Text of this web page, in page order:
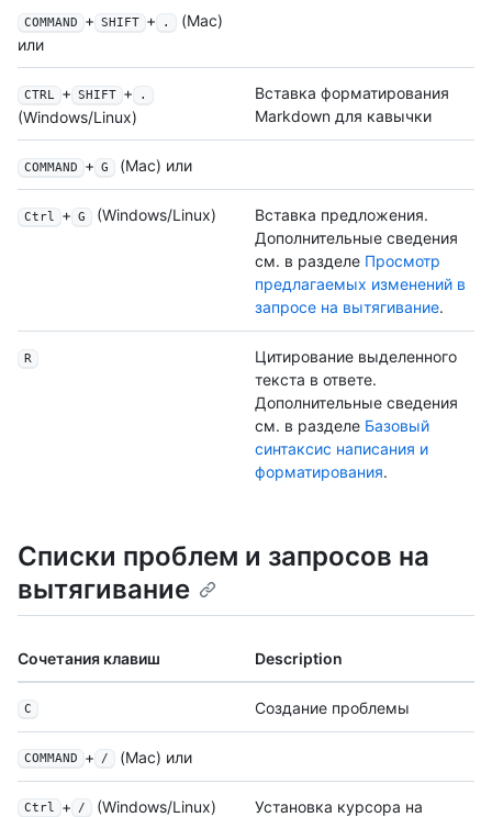
COMMAND + SHIFT + .
(Mac)
или
CTRL + SHIFT + .
(Windows/Linux)
Вставка форматирования
Markdown для кавычки
COMMAND + G (Mac) или
Ctrl + G (Windows/Linux)
Вставка предложения.
Дополнительные сведения
см. в разделе Просмотр
предлагаемых изменений в
запросе на вытягивание.
R
Цитирование выделенного
текста в ответе.
Дополнительные сведения
см. в разделе Базовый
синтаксис написания и
форматирования.
Списки проблем и запросов на
вытягивание
Сочетания клавиш Description
C Создание проблемы
COMMAND + / (Mac) или
Ctrl + / (Windows/Linux)
Установка курсора на